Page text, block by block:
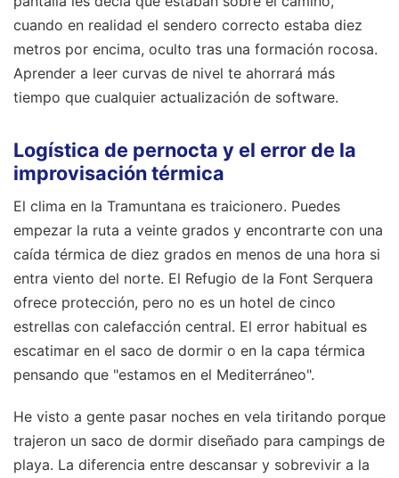
cuando en realidad el sendero correcto estaba diez
metros por encima, oculto tras una formación rocosa.
Aprender a leer curvas de nivel te ahorrará más
tiempo que cualquier actualización de software.
Logística de pernocta y el error de la
improvisación térmica
El clima en la Tramuntana es traicionero. Puedes
empezar la ruta a veinte grados y encontrarte con una
caída térmica de diez grados en menos de una hora si
entra viento del norte. El Refugio de la Font Serquera
ofrece protección, pero no es un hotel de cinco
estrellas con calefacción central. El error habitual es
escatimar en el saco de dormir o en la capa térmica
pensando que "estamos en el Mediterráneo".
He visto a gente pasar noches en vela tiritando porque
trajeron un saco de dormir diseñado para campings de
playa. La diferencia entre descansar y sobrevivir a la